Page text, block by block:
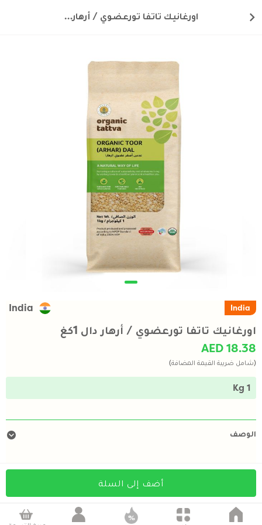
اورغانيك تاتفا تورعضوي / أرهار دال 1كغ
India
India
اورغانيك تاتفا تورعضوي / أرهار دال 1كغ
AED 18.38
(شامل ضريبة القيمة المضافة)
1 Kg
الوصف
أضف إلى السلة